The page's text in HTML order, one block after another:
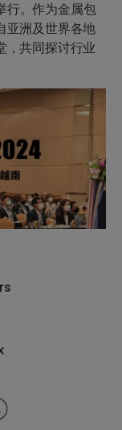
行。作为金属包
亚洲及世界各地
，共同探讨行业